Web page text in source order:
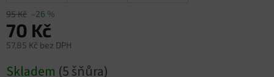
95 Kč –26 %
70 Kč
57,85 Kč bez DPH
cena:
Skladem (5 šňůra)